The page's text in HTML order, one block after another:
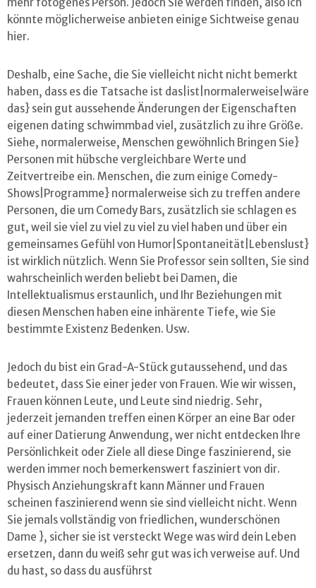
könnte möglicherweise anbieten einige Sichtweise genau
hier.
Deshalb, eine Sache, die Sie vielleicht nicht nicht bemerkt
haben, dass es die Tatsache ist das|ist|normalerweise|wäre
das} sein gut aussehende Änderungen der Eigenschaften
eigenen dating schwimmbad viel, zusätzlich zu ihre Größe.
Siehe, normalerweise, Menschen gewöhnlich Bringen Sie}
Personen mit hübsche vergleichbare Werte und
Zeitvertreibe ein. Menschen, die zum einige Comedy-
Shows|Programme} normalerweise sich zu treffen andere
Personen, die um Comedy Bars, zusätzlich sie schlagen es
gut, weil sie viel zu viel zu viel zu viel haben und über ein
gemeinsames Gefühl von Humor|Spontaneität|Lebenslust}
ist wirklich nützlich. Wenn Sie Professor sein sollten, Sie sind
wahrscheinlich werden beliebt bei Damen, die
Intellektualismus erstaunlich, und Ihr Beziehungen mit
diesen Menschen haben eine inhärente Tiefe, wie Sie
bestimmte Existenz Bedenken. Usw.
Jedoch du bist ein Grad-A-Stück gutaussehend, und das
bedeutet, dass Sie einer jeder von Frauen. Wie wir wissen,
Frauen können Leute, und Leute sind niedrig. Sehr,
jederzeit jemanden treffen einen Körper an eine Bar oder
auf einer Datierung Anwendung, wer nicht entdecken Ihre
Persönlichkeit oder Ziele all diese Dinge faszinierend, sie
werden immer noch bemerkenswert fasziniert von dir.
Physisch Anziehungskraft kann Männer und Frauen
scheinen faszinierend wenn sie sind vielleicht nicht. Wenn
Sie jemals vollständig von friedlichen, wunderschönen
Dame }, sicher sie ist versteckt Wege was wird dein Leben
ersetzen, dann du weiß sehr gut was ich verweise auf. Und
du hast, so dass du ausführst